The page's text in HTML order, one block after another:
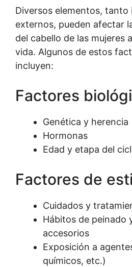
Diversos elementos,
externos, pueden afectar
del cabello de las mujeres
vida. Algunos de estos
incluyen:
Factores
Genética y herencia
Hormonas
Edad y etapa del
Factores de
Cuidados y
Hábitos de peinado
accesorios
Exposición a
químicos, etc.)